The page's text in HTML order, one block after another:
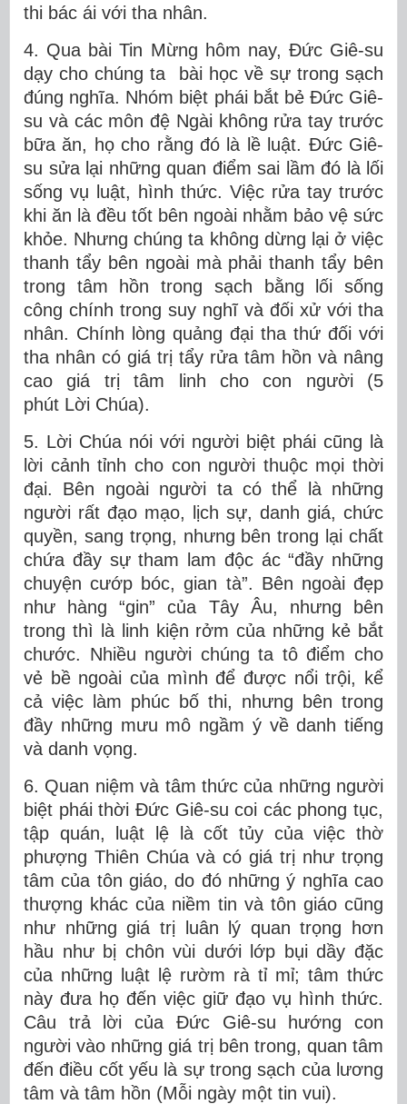
thi bác ái với tha nhân.
4. Qua bài Tin Mừng hôm nay, Đức Giê-su
dạy cho chúng ta bài học về sự trong sạch
đúng nghĩa. Nhóm biệt phái bắt bẻ Đức Giê-
su và các môn đệ Ngài không rửa tay trước
bữa ăn, họ cho rằng đó là lề luật. Đức Giê-
su sửa lại những quan điểm sai lầm đó là lối
sống vụ luật, hình thức. Việc rửa tay trước
khi ăn là đều tốt bên ngoài nhằm bảo vệ sức
khỏe. Nhưng chúng ta không dừng lại ở việc
thanh tẩy bên ngoài mà phải thanh tẩy bên
trong tâm hồn trong sạch bằng lối sống
công chính trong suy nghĩ và đối xử với tha
nhân. Chính lòng quảng đại tha thứ đối với
tha nhân có giá trị tẩy rửa tâm hồn và nâng
cao giá trị tâm linh cho con người (5
phút Lời Chúa).
5. Lời Chúa nói với người biệt phái cũng là
lời cảnh tỉnh cho con người thuộc mọi thời
đại. Bên ngoài người ta có thể là những
người rất đạo mạo, lịch sự, danh giá, chức
quyền, sang trọng, nhưng bên trong lại chất
chứa đầy sự tham lam độc ác “đầy những
chuyện cướp bóc, gian tà”. Bên ngoài đẹp
như hàng “gin” của Tây Âu, nhưng bên
trong thì là linh kiện rởm của những kẻ bắt
chước. Nhiều người chúng ta tô điểm cho
vẻ bề ngoài của mình để được nổi trội, kể
cả việc làm phúc bố thi, nhưng bên trong
đầy những mưu mô ngầm ý về danh tiếng
và danh vọng.
6. Quan niệm và tâm thức của những người
biệt phái thời Đức Giê-su coi các phong tục,
tập quán, luật lệ là cốt tủy của việc thờ
phượng Thiên Chúa và có giá trị như trọng
tâm của tôn giáo, do đó những ý nghĩa cao
thượng khác của niềm tin và tôn giáo cũng
như những giá trị luân lý quan trọng hơn
hầu như bị chôn vùi dưới lớp bụi dầy đặc
của những luật lệ rườm rà tỉ mỉ; tâm thức
này đưa họ đến việc giữ đạo vụ hình thức.
Câu trả lời của Đức Giê-su hướng con
người vào những giá trị bên trong, quan tâm
đến điều cốt yếu là sự trong sạch của lương
tâm và tâm hồn (Mỗi ngày một tin vui).